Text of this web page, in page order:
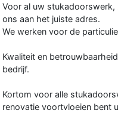
Voor al uw stukadoorswerk,
ons aan het juiste adres.
We werken voor de
Kwaliteit en
bedrijf.
Kortom voor alle
renovatie voortvloeien bent